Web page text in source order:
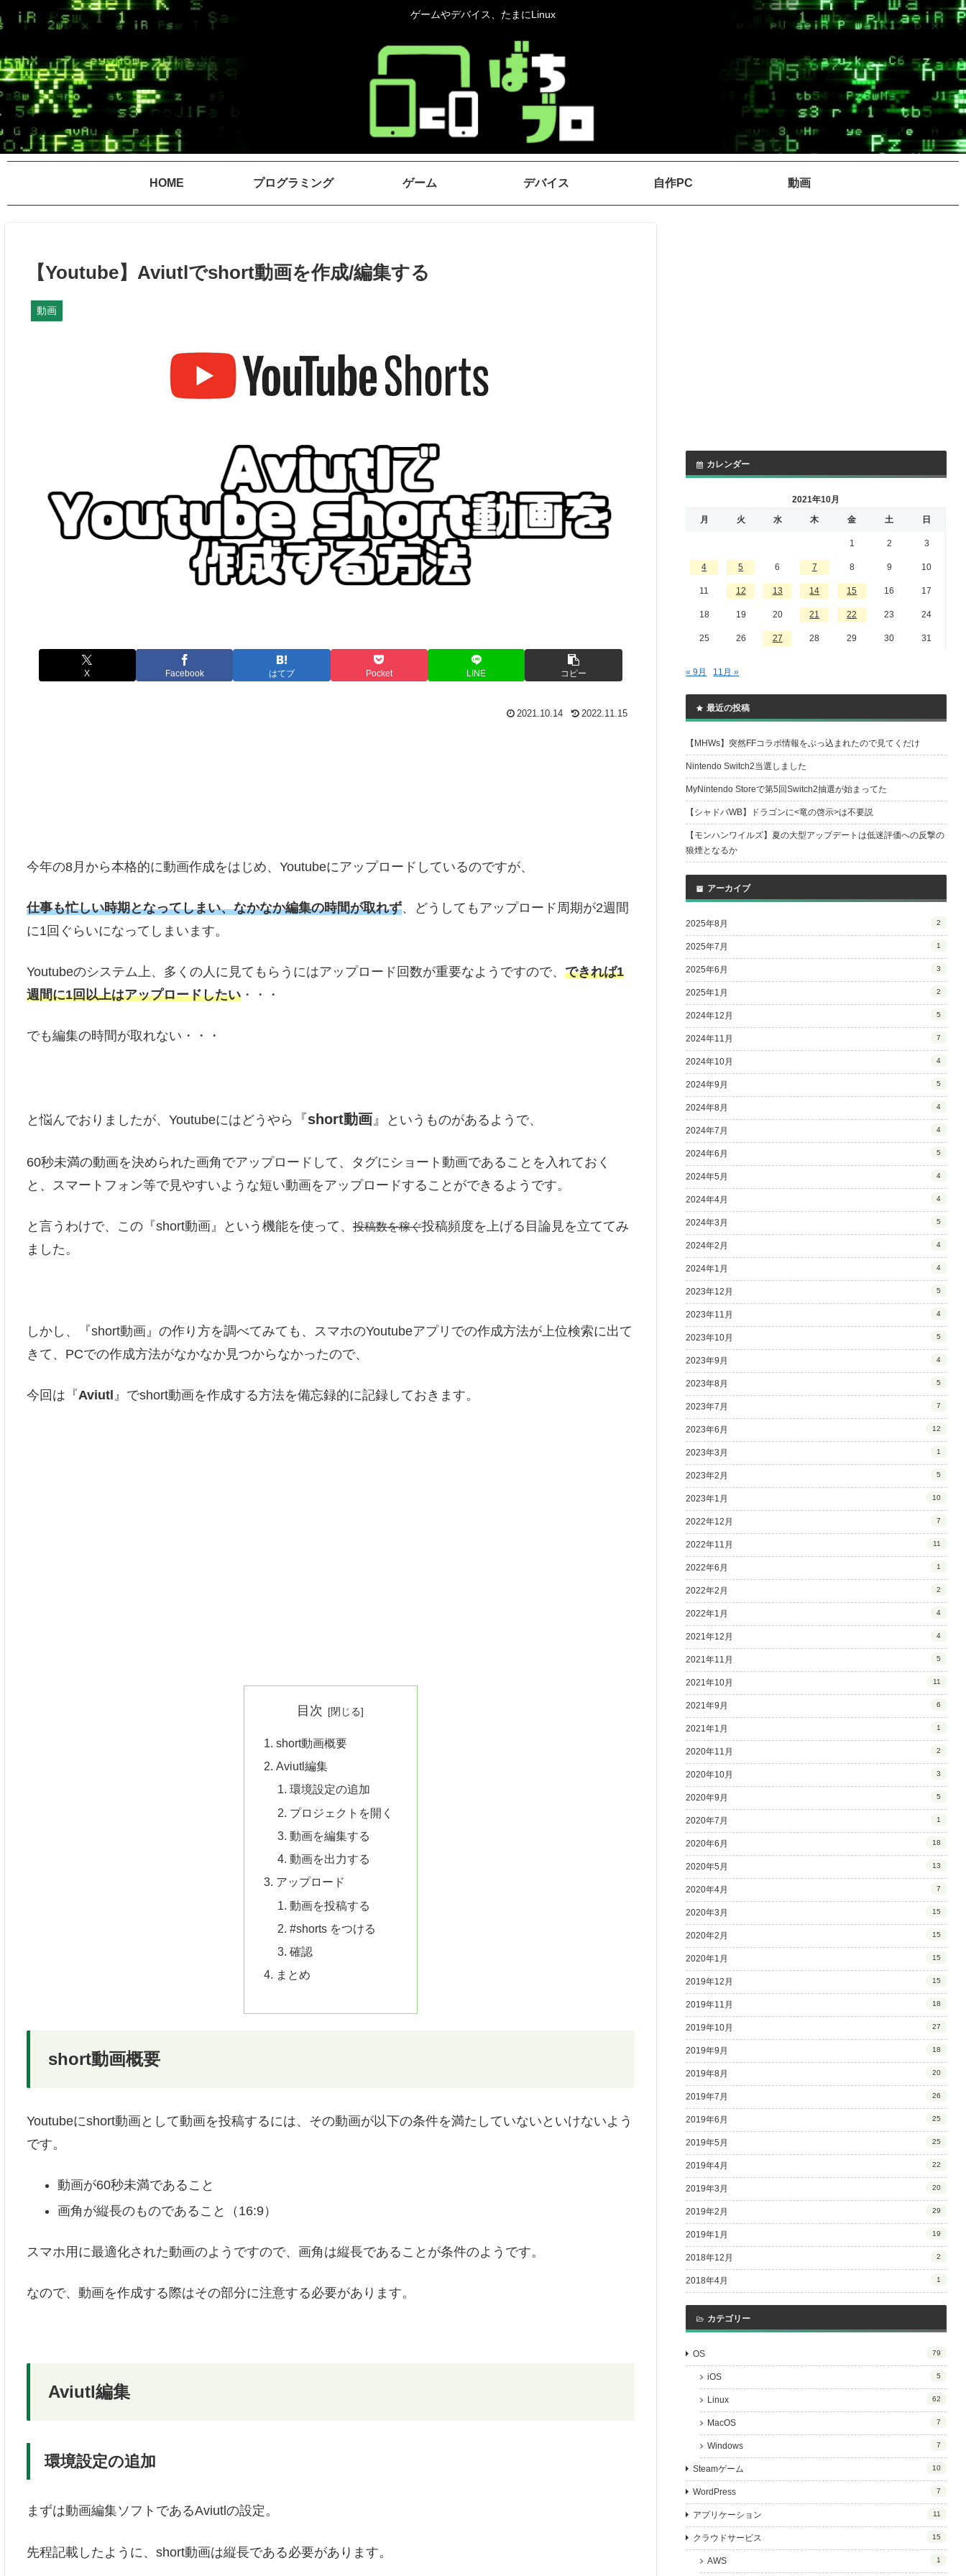
ゲームやデバイス、たまにLinux
HOME プログラミング ゲーム デバイス 自作PC 動画
【Youtube】Aviutlでshort動画を作成/編集する
動画
X Facebook はてブ Pocket LINE コピー
2021.10.14 2022.11.15
今年の8月から本格的に動画作成をはじめ、Youtubeにアップロードしているのですが、
仕事も忙しい時期となってしまい、なかなか編集の時間が取れず、どうしてもアップロード周期が2週間
に1回ぐらいになってしまいます。
Youtubeのシステム上、多くの人に見てもらうにはアップロード回数が重要なようですので、 できれば1
週間に1回以上はアップロードしたい・・・
でも編集の時間が取れない・・・
と悩んでおりましたが、Youtubeにはどうやら 『short動画』 というものがあるようで、
60秒未満の動画を決められた画角でアップロードして、タグにショート動画であることを入れておく
と、スマートフォン等で見やすいような短い動画をアップロードすることができるようです。
と言うわけで、この『short動画』という機能を使って、投稿数を稼ぐ投稿頻度を上げる目論見を立ててみ
ました。
しかし、『short動画』の作り方を調べてみても、スマホのYoutubeアプリでの作成方法が上位検索に出て
きて、PCでの作成方法がなかなか見つからなかったので、
今回は『Aviutl 』でshort動画を作成する方法を備忘録的に記録しておきます。
目次
short動画概要
Aviutl編集
環境設定の追加
プロジェクトを開く
動画を編集する
動画を出力する
アップロード
動画を投稿する
#shorts をつける
確認
まとめ
short動画概要
Youtubeにshort動画として動画を投稿するには、その動画が以下の条件を満たしていないといけないよう
です。
動画が60秒未満であること
画角が縦長のものであること（16:9）
スマホ用に最適化された動画のようですので、画角は縦長であることが条件のようです。
なので、動画を作成する際はその部分に注意する必要があります。
Aviutl編集
環境設定の追加
まずは動画編集ソフトであるAviutlの設定。
先程記載したように、short動画は縦長である必要があります。
カレンダー
2021年10月
月
火 水 木 金 土 日
1 2 3
4 5 6 7 8 9 10
11 12 13 14 15 16 17
18 19 20 21 22 23 24
25 26 27 28 29 30 31
« 9月 11月 »
最近の投稿
【MHWs】突然FFコラボ情報をぶっ込まれたので見てくだけ
Nintendo Switch2当選しました
MyNintendo Storeで第5回Switch2抽選が始まってた
【シャドバWB】ドラゴンに<竜の啓示>は不要説
【モンハンワイルズ】夏の大型アップデートは低迷評価への反撃の
狼煙となるか
アーカイブ
2025年8月 2
2025年7月 1
2025年6月 3
2025年1月 2
2024年12月 5
2024年11月 7
2024年10月 4
2024年9月 5
2024年8月 4
2024年7月 4
2024年6月 5
2024年5月 4
2024年4月 4
2024年3月 5
2024年2月 4
2024年1月 4
2023年12月 5
2023年11月 4
2023年10月 5
2023年9月 4
2023年8月 5
2023年7月 7
2023年6月 12
2023年3月 1
2023年2月 5
2023年1月 10
2022年12月 7
2022年11月 11
2022年6月 1
2022年2月 2
2022年1月 4
2021年12月 4
2021年11月 5
2021年10月 11
2021年9月 6
2021年1月 1
2020年11月 2
2020年10月 3
2020年9月 5
2020年7月 1
2020年6月 18
2020年5月 13
2020年4月 7
2020年3月 15
2020年2月 15
2020年1月 15
2019年12月 15
2019年11月 18
2019年10月 27
2019年9月 18
2019年8月 20
2019年7月 26
2019年6月 25
2019年5月 25
2019年4月 22
2019年3月 20
2019年2月 29
2019年1月 19
2018年12月 2
2018年4月 1
カテゴリー
OS 79
iOS 5
Linux 62
MacOS 7
Windows 7
Steamゲーム 10
WordPress 7
アプリケーション 11
クラウドサービス 15
AWS 1